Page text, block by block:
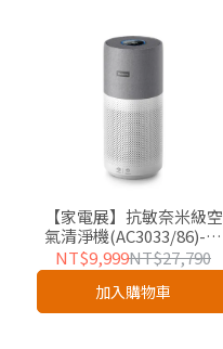
【家電展】抗敏奈米級空
氣清淨機(AC3033/86)-適
用22坪
NT$9,999NT$27,790
加入購物車